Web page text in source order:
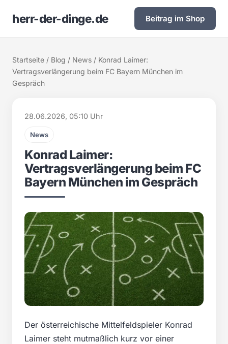
herr-der-dinge.de Beitrag im Shop
Startseite / Blog / News / Konrad Laimer:
Vertragsverlängerung beim FC Bayern München im
Gespräch
28.06.2026, 05:10 Uhr
News
Konrad Laimer:
Vertragsverlängerung beim FC
Bayern München im Gespräch
Der österreichische Mittelfeldspieler Konrad
Laimer steht mutmaßlich kurz vor einer